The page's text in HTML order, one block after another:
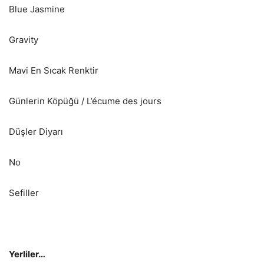
Blue Jasmine
Gravity
Mavi En Sıcak Renktir
Günlerin Köpüğü / L’écume des jours
Düşler Diyarı
No
Sefiller
Yerliler…